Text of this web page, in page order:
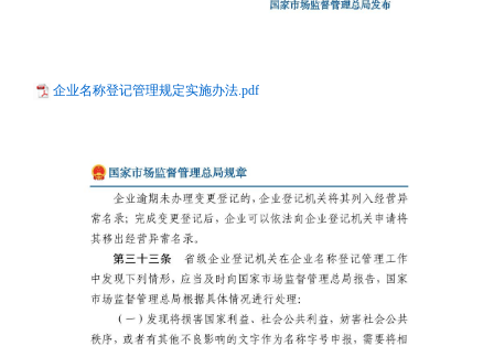
企业名称登记管理规定实施办法.pdf